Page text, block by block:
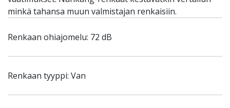
minkä tahansa muun valmistajan renkaisiin.
Renkaan ohiajomelu: 72 dB
Renkaan tyyppi: Van